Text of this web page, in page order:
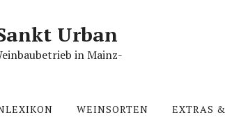
Urban
in Mainz-
WEINSORTEN EXTRAS